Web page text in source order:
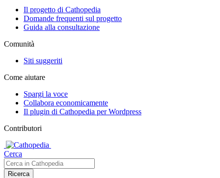
Il progetto di Cathopedia
Domande frequenti sul progetto
Guida alla consultazione
Comunità
Siti suggeriti
Come aiutare
Spargi la voce
Collabora economicamente
Il plugin di Cathopedia per Wordpress
Contributori
Cerca
Ricerca